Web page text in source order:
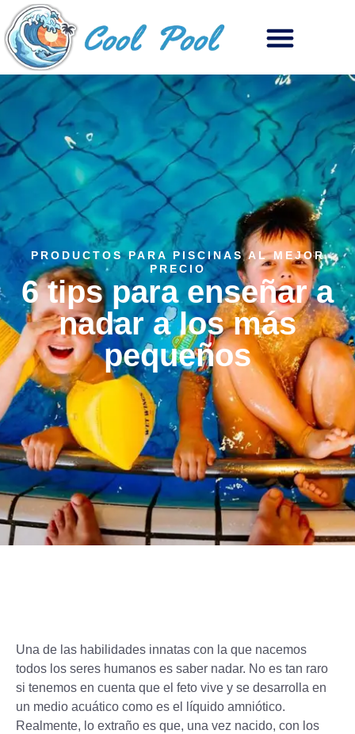
PRODUCTOS PARA PISCINAS AL MEJOR
PRECIO
6 tips para enseñar a
nadar a los más
pequeños
Una de las habilidades innatas con la que nacemos
todos los seres humanos es saber nadar. No es tan raro
si tenemos en cuenta que el feto vive y se desarrolla en
un medio acuático como es el líquido amniótico.
Realmente, lo extraño es que, una vez nacido, con los